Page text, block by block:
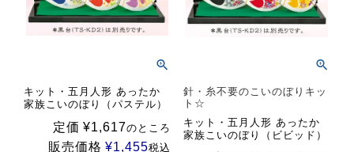
キット・五月人形 あったか
家族こいのぼり（パステル）
定価 ¥1,617のところ
販売価格 ¥1,455税込
針・糸不要のこいのぼりキッ
ト☆
キット・五月人形 あったか
家族こいのぼり（ビビッド）